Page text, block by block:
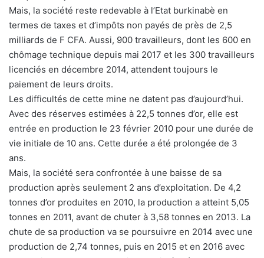
Mais, la société reste redevable à l’Etat burkinabè en
termes de taxes et d’impôts non payés de près de 2,5
milliards de F CFA. Aussi, 900 travailleurs, dont les 600 en
chômage technique depuis mai 2017 et les 300 travailleurs
licenciés en décembre 2014, attendent toujours le
paiement de leurs droits.
Les difficultés de cette mine ne datent pas d’aujourd’hui.
Avec des réserves estimées à 22,5 tonnes d’or, elle est
entrée en production le 23 février 2010 pour une durée de
vie initiale de 10 ans. Cette durée a été prolongée de 3
ans.
Mais, la société sera confrontée à une baisse de sa
production après seulement 2 ans d’exploitation. De 4,2
tonnes d’or produites en 2010, la production a atteint 5,05
tonnes en 2011, avant de chuter à 3,58 tonnes en 2013. La
chute de sa production va se poursuivre en 2014 avec une
production de 2,74 tonnes, puis en 2015 et en 2016 avec